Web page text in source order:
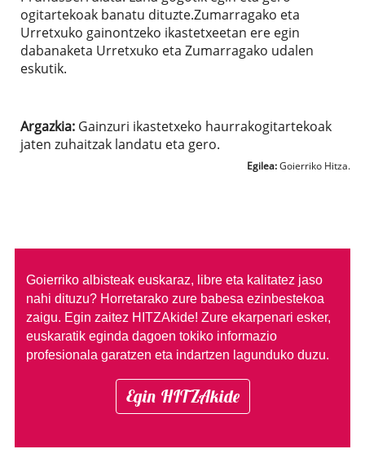
ogitartekoak banatu dituzte.Zumarragako eta
Urretxuko gainontzeko ikastetxeetan ere egin
dabanaketa Urretxuko eta Zumarragako udalen
eskutik.
Argazkia: Gainzuri ikastetxeko haurrakogitartekoak
jaten zuhaitzak landatu eta gero.
Egilea:Goierriko Hitza.
Goierriko albisteak euskaraz, libre eta kalitatez jaso
nahi dituzu? Horretarako zure babesa ezinbestekoa
zaigu. Egin zaitez HITZAkide! Zure ekarpenari esker,
euskaratik eginda dagoen tokiko informazio
profesionala garatzen eta indartzen lagunduko duzu.
Egin HITZAkide